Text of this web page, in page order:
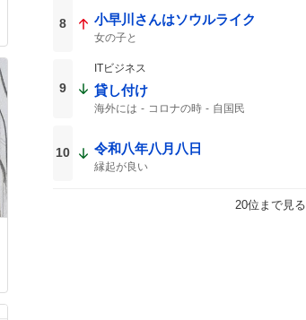
8 小早川さんはソウルライク
女の子と
9
ITビジネス
貸し付け
海外には コロナの時 自国民
10 令和八年八月八日
縁起が良い
20位まで見る